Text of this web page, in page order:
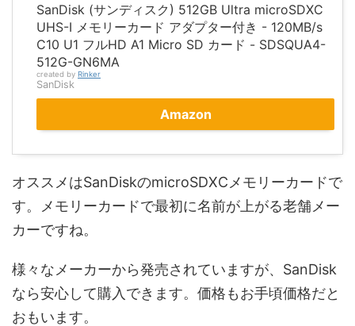
SanDisk (サンディスク) 512GB Ultra microSDXC
UHS-I メモリーカード アダプター付き - 120MB/s
C10 U1 フルHD A1 Micro SD カード - SDSQUA4-
512G-GN6MA
created by Rinker
SanDisk
Amazon
オススメはSanDiskのmicroSDXCメモリーカードで
す。メモリーカードで最初に名前が上がる老舗メー
カーですね。
様々なメーカーから発売されていますが、SanDisk
なら安心して購入できます。価格もお手頃価格だと
おもいます。